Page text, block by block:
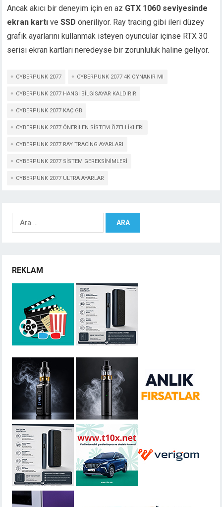
Ancak akıcı bir deneyim için en az GTX 1060 seviyesinde
ekran kartı veSSD öneriliyor. Ray tracing gibi ileri düzey
grafik ayarlarını kullanmak isteyen oyuncular içinse RTX 30
serisi ekran kartları neredeyse bir zorunluluk haline geliyor.
CYBERPUNK 2077 CYBERPUNK 2077 4K OYNANIR MI
CYBERPUNK 2077 HANGI BILGISAYAR KALDIRIR
CYBERPUNK 2077 KAÇ GB
CYBERPUNK 2077 ÖNERILEN SISTEM ÖZELLIKLERI
CYBERPUNK 2077 RAY TRACING AYARLARI
CYBERPUNK 2077 SISTEM GEREKSINIMLERI
CYBERPUNK 2077 ULTRA AYARLAR
Arama:
REKLAM